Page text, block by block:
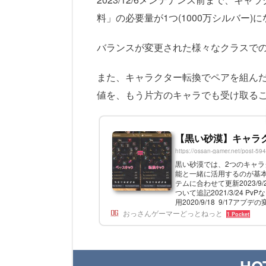
料」の必要量が1つ(1000万シルバー)に
バランスが変更された様々なクラスで
また、キャラクター転換でペアを組ん
値を、もう片方のキャラでも受け取る
【黒い砂漠】キャ
https://ossan-gamer.net/post-
黒い砂漠では、2つのキャ
能と一緒に活用するのが基
テムに合わせて更新2023/
ついて追記2021/3/24 PvP
用2020/9/18 9/17アプデの
ーでペアを組み(転換設定)
おっさんゲーマーどっとねっと 1 Pocket